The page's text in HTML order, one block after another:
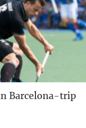
Barcelona-trip